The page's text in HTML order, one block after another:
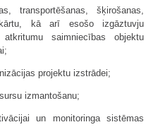
transportēšanas, šķirošanas,
kā arī esošo izgāztuvju
saimniecības objektu
projektu izstrādei;
izmantošanu;
un monitoringa sistēmas